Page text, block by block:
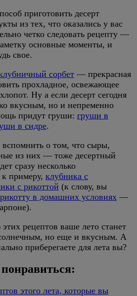
приготовить десерт
из тех, что оказались у вас
четко следовать рецепту —
основные моменты, и
свое.
сорбет — прекрасная
прохладное, освежающее
Ну а если десерт сегодня
вкусным, но и непременно
придут груши: груши в
в сидре.
вспомнить о том, что сыры,
из них — тоже десертный
сразу несколько
примеру, клубника с
с рикоттой (к слову, вы
в домашних условиях —
рецептов ваше лето станет
но еще и вкусным. А
приберегаете для лета вы?
этого лета, которые вы